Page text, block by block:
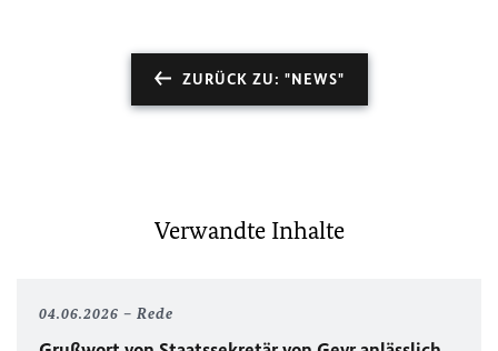
ZURÜCK ZU: "NEWS"
Verwandte Inhalte
04.06.2026 Rede